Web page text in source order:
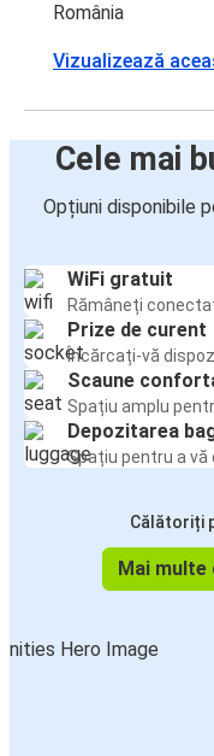
România
Vizualizează
Cele mai
Opțiuni disponibile
WiFi gratuit
Rămâneți
Prize de curent
Încărcați-vă
Scaune
Spațiu amplu
Depozitarea
Spațiu pentru a
Călătoriți
Mai